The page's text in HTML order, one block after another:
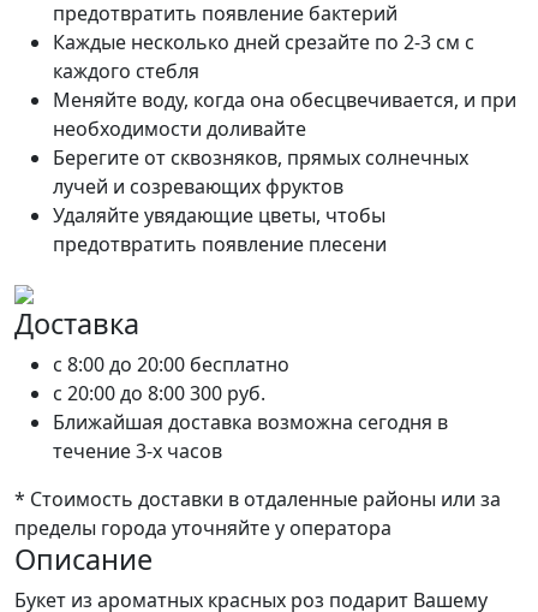
предотвратить появление бактерий
Каждые несколько дней срезайте по 2-3 см с
каждого стебля
Меняйте воду, когда она обесцвечивается, и при
необходимости доливайте
Берегите от сквозняков, прямых солнечных
лучей и созревающих фруктов
Удаляйте увядающие цветы, чтобы
предотвратить появление плесени
Доставка
c 8:00 до 20:00 бесплатно
c 20:00 до 8:00300 руб.
Ближайшая доставка возможна сегодня в
течение 3-х часов
* Стоимость доставки в отдаленные районы или за
пределы города уточняйте у оператора
Описание
Букет из ароматных красных роз подарит Вашему